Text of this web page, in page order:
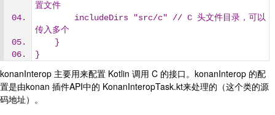
置文件
传入多个
    }
}
konanInterop 主要用来配置 Kotlin 调用 C 的接口。konanInterop 的配
置是由konan 插件API中的 KonanInteropTask.kt来处理的（这个类的源
码地址）。